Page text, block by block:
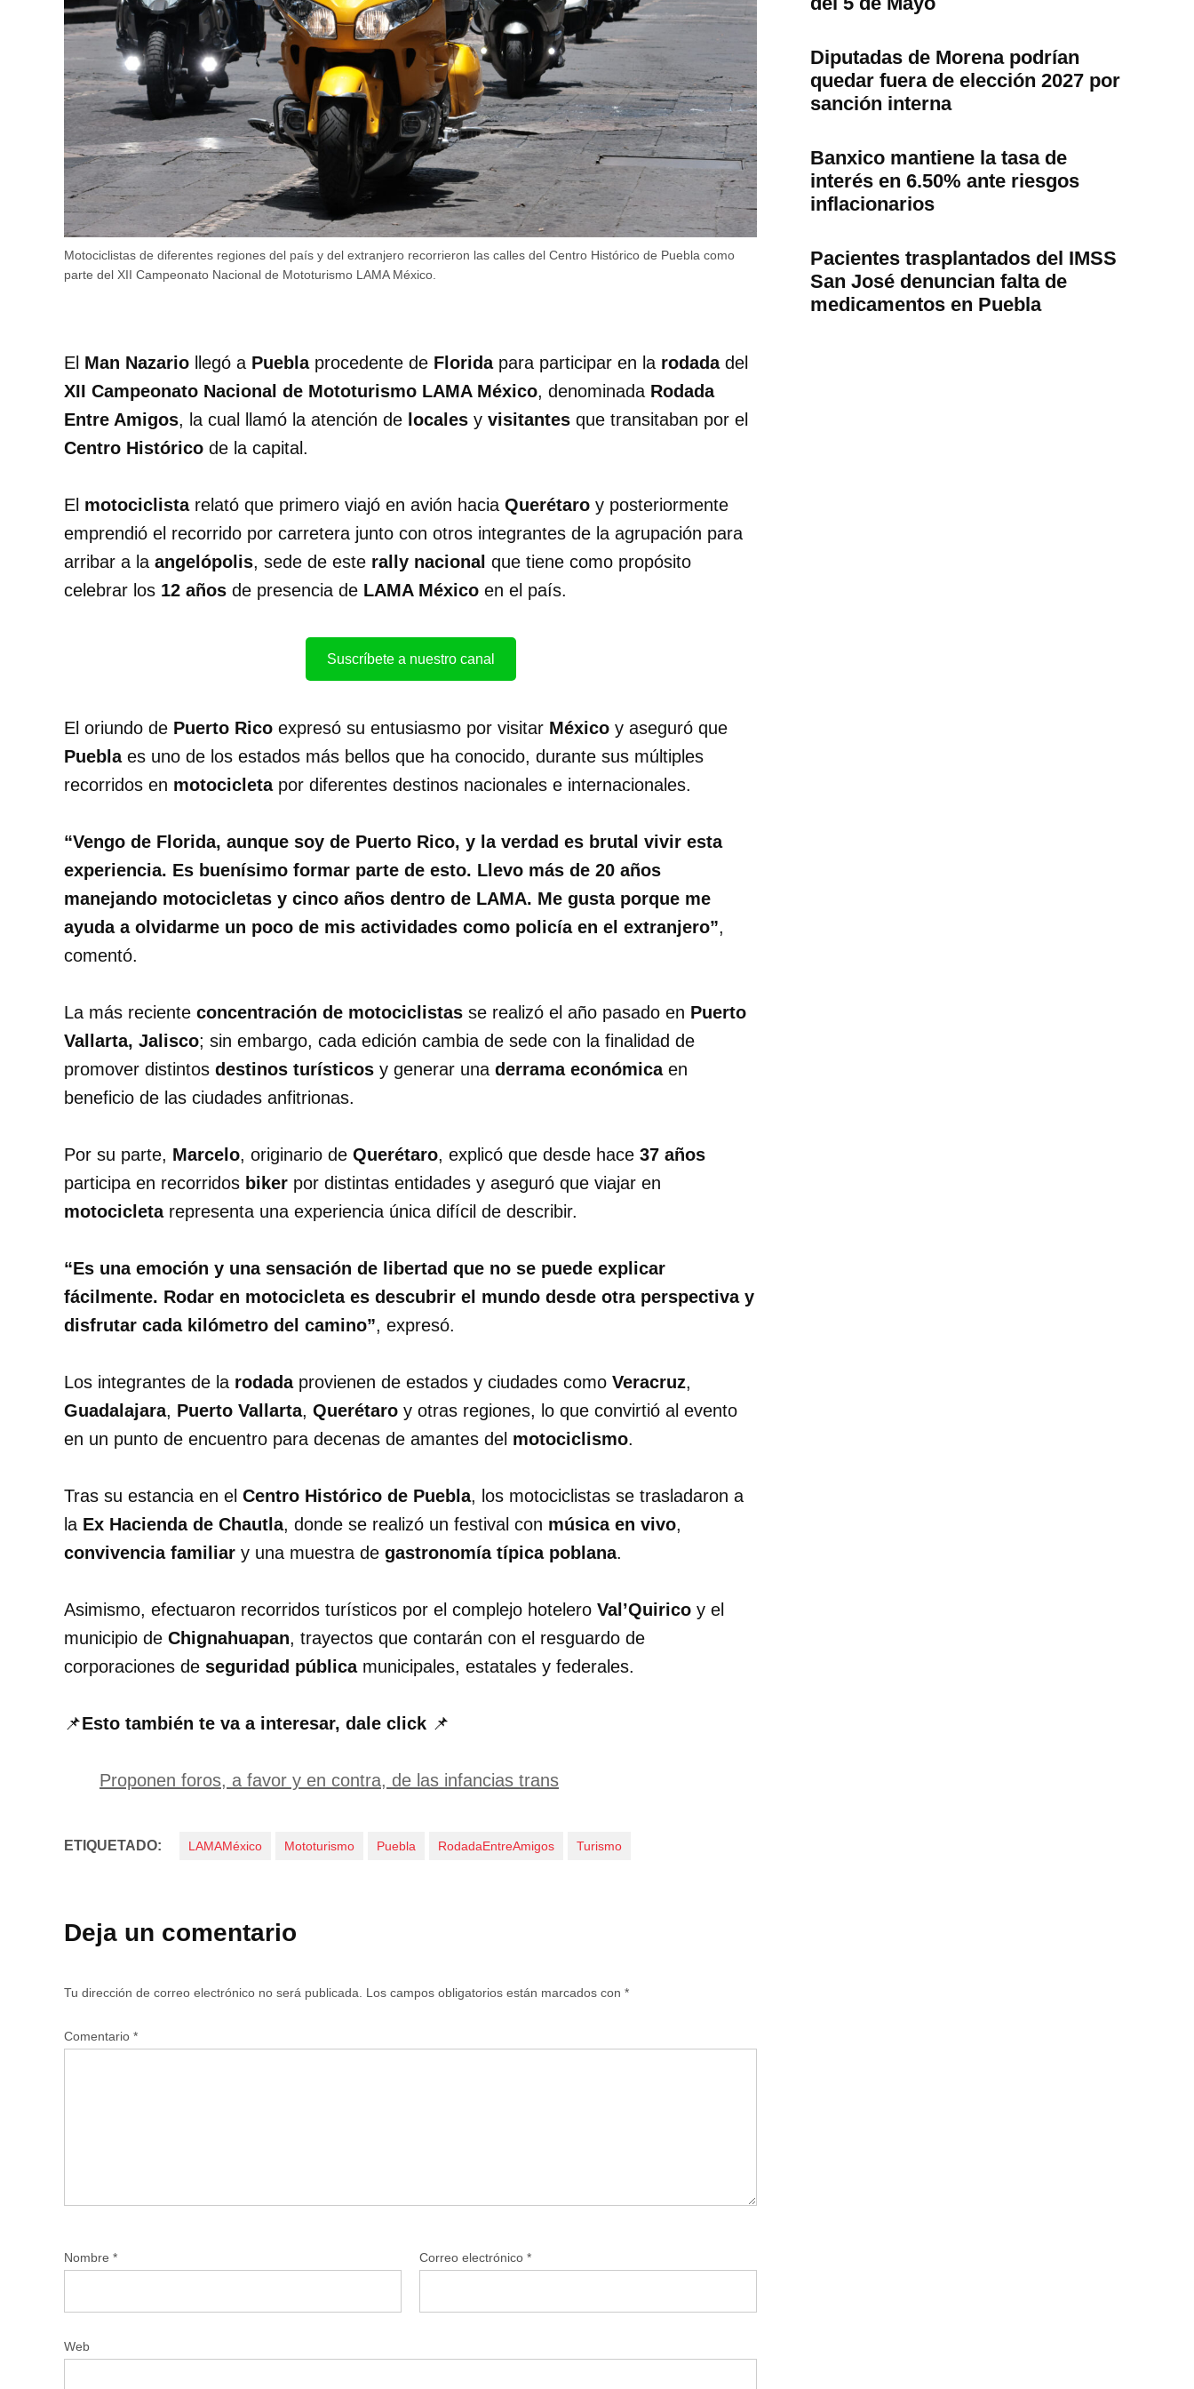
Motociclistas de diferentes regiones del país y del extranjero recorrieron las calles del Centro Histórico de Puebla como
parte del XII Campeonato Nacional de Mototurismo LAMA México.
El Man Nazario llegó a Pueblaprocedente de Floridapara participar en la rodadadel
XII Campeonato Nacional de Mototurismo LAMA México, denominada Rodada
Entre Amigos, la cual llamó la atención de locales y visitantes que transitaban por el
Centro Histórico de la capital.
El motociclistarelató que primero viajó en avión hacia Querétaro y posteriormente
emprendió el recorrido por carretera junto con otros integrantes de la agrupación para
arribar a la angelópolis, sede de este rally nacional que tiene como propósito
celebrar los 12 años de presencia de LAMA México en el país.
Suscríbete a nuestro canal
El oriundo de Puerto Rico expresó su entusiasmo por visitar México y aseguró que
Pueblaes uno de los estados más bellos que ha conocido, durante sus múltiples
recorridos en motocicletapor diferentes destinos nacionales e internacionales.
“Vengo de Florida, aunque soy de Puerto Rico, y la verdad es brutal vivir esta
experiencia. Es buenísimo formar parte de esto. Llevo más de 20 años
manejando motocicletas y cinco años dentro de LAMA. Me gusta porque me
ayuda a olvidarme un poco de mis actividades como policía en el extranjero”,
comentó.
La más reciente concentración de motociclistas se realizó el año pasado en Puerto
Vallarta, Jalisco; sin embargo, cada edición cambia de sede con la finalidad de
promover distintos destinos turísticos y generar una derrama económicaen
beneficio de las ciudades anfitrionas.
Por su parte, Marcelo, originario de Querétaro, explicó que desde hace 37 años
participa en recorridos biker por distintas entidades y aseguró que viajar en
motocicletarepresenta una experiencia única difícil de describir.
“Es una emoción y una sensación de libertad que no se puede explicar
fácilmente. Rodar en motocicleta es descubrir el mundo desde otra perspectiva y
disfrutar cada kilómetro del camino”, expresó.
Los integrantes de la rodadaprovienen de estados y ciudades como Veracruz,
Guadalajara, Puerto Vallarta, Querétaro y otras regiones, lo que convirtió al evento
en un punto de encuentro para decenas de amantes del motociclismo.
Tras su estancia en el Centro Histórico de Puebla, los motociclistas se trasladaron a
la Ex Hacienda de Chautla, donde se realizó un festival con música en vivo,
convivencia familiar y una muestra de gastronomía típica poblana.
Asimismo, efectuaron recorridos turísticos por el complejo hotelero Val’Quirico y el
municipio de Chignahuapan, trayectos que contarán con el resguardo de
corporaciones de seguridad públicamunicipales, estatales y federales.
📌Esto también te va a interesar, dale click 📌
Proponen foros, a favor y en contra, de las infancias trans
ETIQUETADO: LAMAMéxico Mototurismo Puebla RodadaEntreAmigos Turismo
Deja un comentario
Tu dirección de correo electrónico no será publicada. Los campos obligatorios están marcados con *
Comentario *
Nombre * Correo electrónico *
Web
Diputadas de Morena podrían
quedar fuera de elección 2027 por
sanción interna
Banxico mantiene la tasa de
interés en 6.50% ante riesgos
inflacionarios
Pacientes trasplantados del IMSS
San José denuncian falta de
medicamentos en Puebla